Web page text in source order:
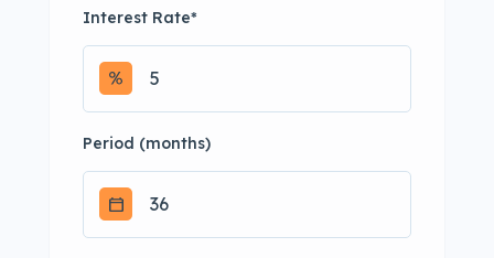
Interest Rate*
Period (months)